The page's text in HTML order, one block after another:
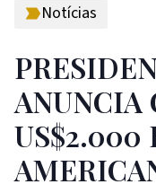
Notícias
ANUNCIA
US$2.000